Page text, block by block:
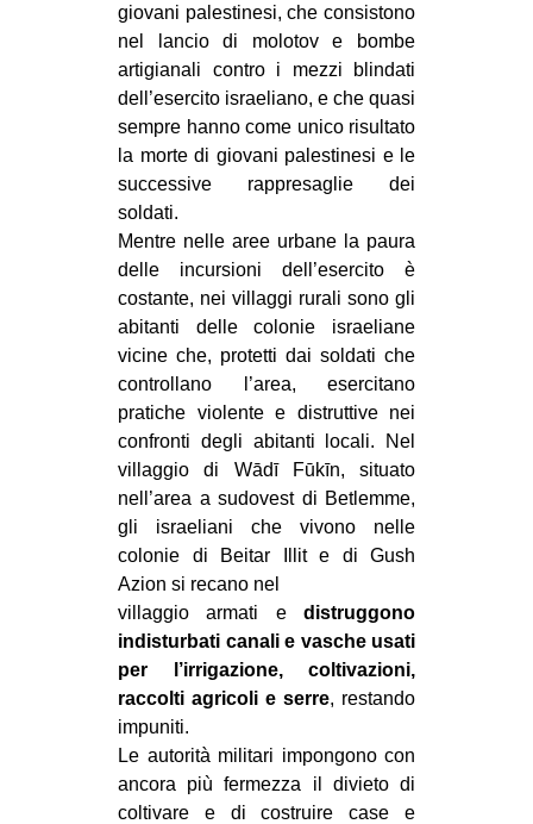
giovani palestinesi, che consistono
nel lancio di molotov e bombe
artigianali contro i mezzi blindati
dell’esercito israeliano, e che quasi
sempre hanno come unico risultato
la morte di giovani palestinesi e le
successive rappresaglie dei
soldati.
Mentre nelle aree urbane la paura
delle incursioni dell’esercito è
costante, nei villaggi rurali sono gli
abitanti delle colonie israeliane
vicine che, protetti dai soldati che
controllano l’area, esercitano
pratiche violente e distruttive nei
confronti degli abitanti locali. Nel
villaggio di Wādī Fūkīn, situato
nell’area a sudovest di Betlemme,
gli israeliani che vivono nelle
colonie di Beitar Illit e di Gush
Azion si recano nel
villaggio armati e distruggono
indisturbati canali e vasche usati
per l’irrigazione, coltivazioni,
raccolti agricoli e serre, restando
impuniti.
Le autorità militari impongono con
ancora più fermezza il divieto di
coltivare e di costruire case e